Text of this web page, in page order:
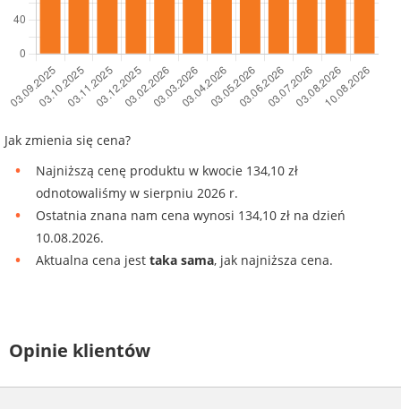
Jak zmienia się cena?
Najniższą cenę produktu w kwocie 134,10 zł
odnotowaliśmy w sierpniu 2026 r.
Ostatnia znana nam cena wynosi 134,10 zł na dzień
10.08.2026.
Aktualna cena jest taka sama, jak najniższa cena.
Opinie klientów